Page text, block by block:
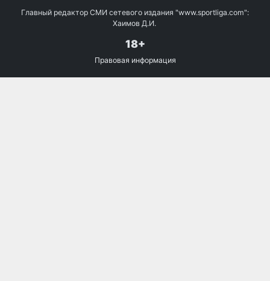
Главный редактор СМИ сетевого издания "www.sportliga.com":
Хаимов Д.И.
18+
Правовая информация